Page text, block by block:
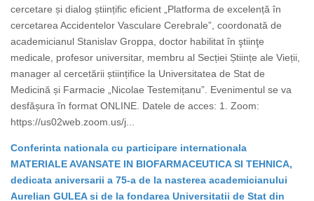
cercetare și dialog științific eficient „Platforma de excelență în
cercetarea Accidentelor Vasculare Cerebrale”, coordonată de
academicianul Stanislav Groppa, doctor habilitat în ştiinţe
medicale, profesor universitar, membru al Secției Științe ale Vieții,
manager al cercetării științifice la Universitatea de Stat de
Medicină și Farmacie „Nicolae Testemițanu”. Evenimentul se va
desfășura în format ONLINE. Datele de acces: 1. Zoom:
https://us02web.zoom.us/j...
Conferinta nationala cu participare internationala
MATERIALE AVANSATE IN BIOFARMACEUTICA SI TEHNICA,
dedicata aniversarii a 75-a de la nasterea academicianului
Aurelian GULEA si de la fondarea Universitatii de Stat din